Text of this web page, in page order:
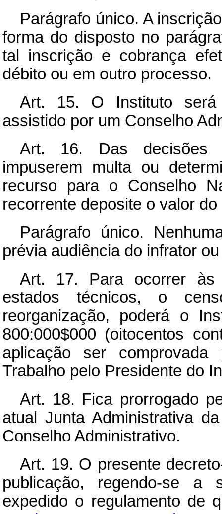
Parágrafo único. A
forma do disposto no
tal inscrição e cobrança
débito ou em outro processo.
Art. 15. O Instituto será
assistido por um Conselho
Art. 16. Das decisões
impuserem multa ou
recurso para o Conselho
recorrente deposite o valor
Parágrafo único.
prévia audiência do infrator
Art. 17. Para ocorrer às
estados técnicos, o
reorganização, poderá o
800:000$000 (oitocentos
aplicação ser
Trabalho pelo Presidente do
Art. 18. Fica prorrogado
atual Junta Administrativa
Conselho Administrativo.
Art. 19. O presente
publicação, regendo-se a
expedido o regulamento de